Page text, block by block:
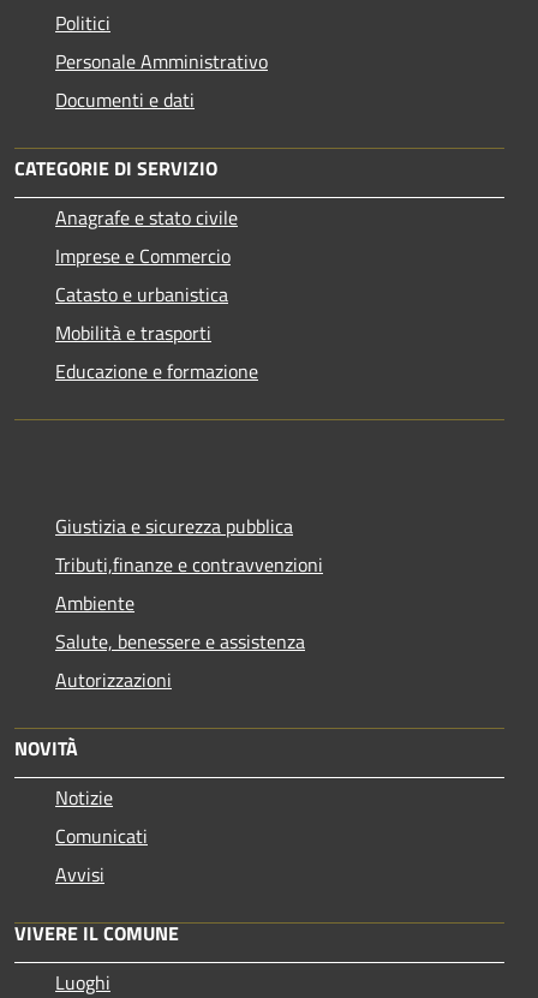
Politici
Personale Amministrativo
Documenti e dati
CATEGORIE DI SERVIZIO
Anagrafe e stato civile
Imprese e Commercio
Catasto e urbanistica
Mobilità e trasporti
Educazione e formazione
Giustizia e sicurezza pubblica
Tributi,finanze e contravvenzioni
Ambiente
Salute, benessere e assistenza
Autorizzazioni
NOVITÀ
Notizie
Comunicati
Avvisi
VIVERE IL COMUNE
Luoghi